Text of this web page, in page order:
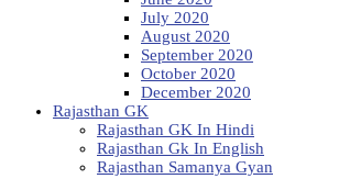
July 2020
August 2020
September 2020
October 2020
December 2020
Rajasthan GK
Rajasthan GK In Hindi
Rajasthan Gk In English
Rajasthan Samanya Gyan